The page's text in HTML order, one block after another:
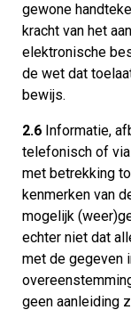
gewone
kracht van het
elektronische
de wet dat
bewijs.
2.6 Informatie,
telefonisch of
met betrekking
kenmerken van
mogelijk
echter niet dat
met de gegeven
geen aanleiding